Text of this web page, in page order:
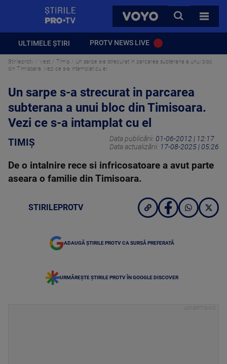
VOYO
CAUTA
TOATE
ULTIMELE ȘTIRI PROTV NEWS LIVE
Stirileprotv Vest Timiș
Un sarpe s-a strecurat in parcarea subterana a unui bloc
din Timisoara. Vezi ce s-a intamplat cu el
Un sarpe s-a strecurat in parcarea
subterana a unui bloc din Timisoara.
Vezi ce s-a intamplat cu el
TIMIȘ Data publicării: 01-06-2012 | 12:17
Data actualizării: 17-08-2025 | 05:26
De o intalnire rece si infricosatoare a avut parte
aseara o familie din Timisoara.
STIRILEPROTV
ADAUGĂ ȘTIRILE PROTV CA SURSĂ PREFERATĂ
URMĂREȘTE ȘTIRILE PROTV ÎN GOOGLE DISCOVER